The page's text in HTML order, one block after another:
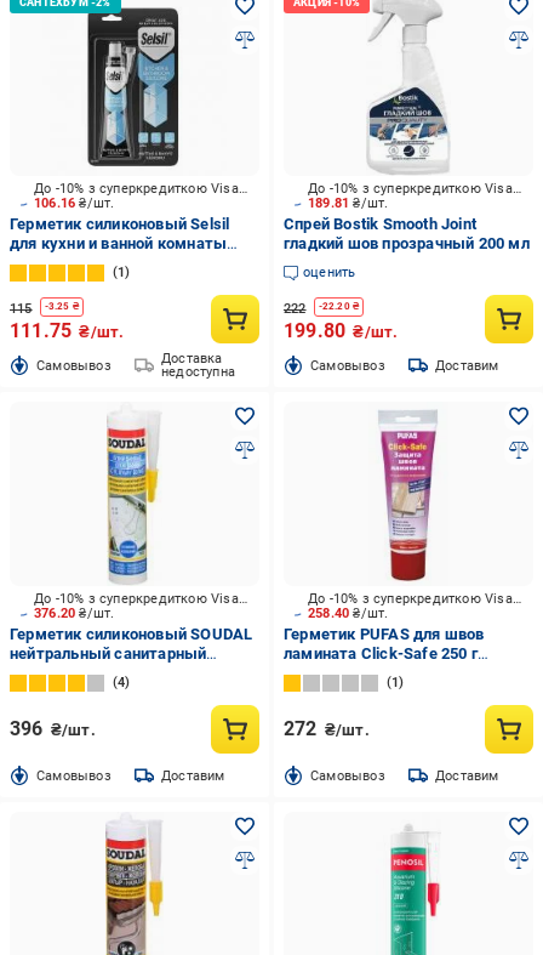
106.16₴/шт.
До -10% з суперкредиткою Visa Вигода
Герметик силиконовый Selsil
для кухни и ванной комнаты
прозрачный 50 мл
1
115 -3.25 ₴
111.75 ₴/шт.
Cамовывоз
Доставка
недоступна
189.81₴/шт.
До -10% з суперкредиткою Visa Вигода
Спрей Bostik Smooth Joint
гладкий шов прозрачный 200 мл
оценить
222 -22.20₴
199.80 ₴/шт.
Cамовывоз Доставим
376.20₴/шт.
До -10% з суперкредиткою Visa Вигода
Герметик силиконовый SOUDAL
нейтральный санитарный
прозрачный 280 мл
4
396 ₴/шт.
Cамовывоз Доставим
258.40₴/шт.
До -10% з суперкредиткою Visa Вигода
Герметик PUFAS для швов
ламината Click-Safe 250 г
прозрачный
1
272 ₴/шт.
Cамовывоз Доставим